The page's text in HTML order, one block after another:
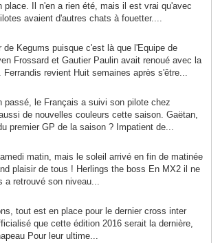
Il n'en a rien été, mais il est vrai qu'avec
avaient d'autres chats à fouetter....
Kegums puisque c'est là que l'Equipe de
Frossard et Gautier Paulin avait renoué avec la
revient Huit semaines après s'être...
passé, le Français a suivi son pilote chez
de nouvelles couleurs cette saison. Gaëtan,
premier GP de la saison ? Impatient de...
matin, mais le soleil arrivé en fin de matinée
plaisir de tous ! Herlings the boss En MX2 il ne
a retrouvé son niveau...
tout est en place pour le dernier cross inter
que cette édition 2016 serait la dernière,
Pour leur ultime...